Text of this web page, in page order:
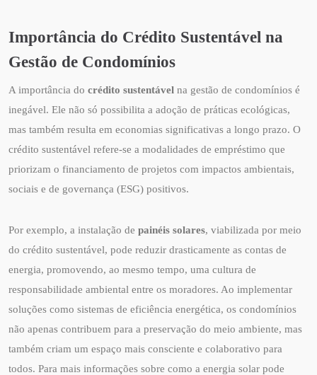
Importância do Crédito Sustentável na
Gestão de Condomínios
A importância do crédito sustentável na gestão de condomínios é
inegável. Ele não só possibilita a adoção de práticas ecológicas,
mas também resulta em economias significativas a longo prazo. O
crédito sustentável refere-se a modalidades de empréstimo que
priorizam o financiamento de projetos com impactos ambientais,
sociais e de governança (ESG) positivos.
Por exemplo, a instalação de painéis solares, viabilizada por meio
do crédito sustentável, pode reduzir drasticamente as contas de
energia, promovendo, ao mesmo tempo, uma cultura de
responsabilidade ambiental entre os moradores. Ao implementar
soluções como sistemas de eficiência energética, os condomínios
não apenas contribuem para a preservação do meio ambiente, mas
também criam um espaço mais consciente e colaborativo para
todos. Para mais informações sobre como a energia solar pode